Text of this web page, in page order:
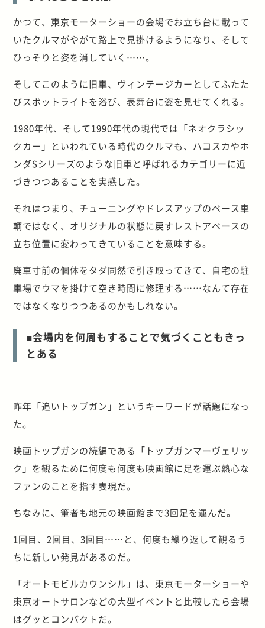
かつて、東京モーターショーの会場でお立ち台に載って
いたクルマがやがて路上で見掛けるようになり、そして
ひっそりと姿を消していく……。
そしてこのように旧車、ヴィンテージカーとしてふたた
びスポットライトを浴び、表舞台に姿を見せてくれる。
1980年代、そして1990年代の現代では「ネオクラシッ
クカー」といわれている時代のクルマも、ハコスカやホ
ンダSシリーズのような旧車と呼ばれるカテゴリーに近
づきつつあることを実感した。
それはつまり、チューニングやドレスアップのベース車
輌ではなく、オリジナルの状態に戻すレストアベースの
立ち位置に変わってきていることを意味する。
廃車寸前の個体をタダ同然で引き取ってきて、自宅の駐
車場でウマを掛けて空き時間に修理する……なんて存在
ではなくなりつつあるのかもしれない。
■会場内を何周もすることで気づくこともきっ
とある
昨年「追いトップガン」というキーワードが話題になっ
た。
映画トップガンの続編である「トップガンマーヴェリッ
ク」を観るために何度も何度も映画館に足を運ぶ熱心な
ファンのことを指す表現だ。
ちなみに、筆者も地元の映画館まで3回足を運んだ。
1回目、2回目、3回目……と、何度も繰り返して観るう
ちに新しい発見があるのだ。
「オートモビルカウンシル」は、東京モーターショーや
東京オートサロンなどの大型イベントと比較したら会場
はグッとコンパクトだ。